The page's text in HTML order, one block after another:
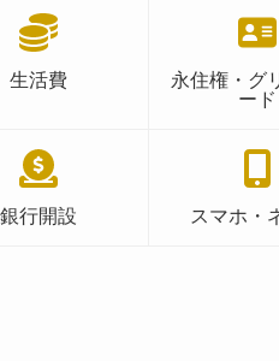
生活費
永住権・グ
ード
銀行開設 スマホ・